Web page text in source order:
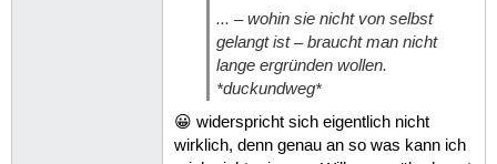
... – wohin sie nicht von selbst
gelangt ist – braucht man nicht
lange ergründen wollen.
*duckundweg*
😀 widerspricht sich eigentlich nicht
wirklich, denn genau an so was kann ich